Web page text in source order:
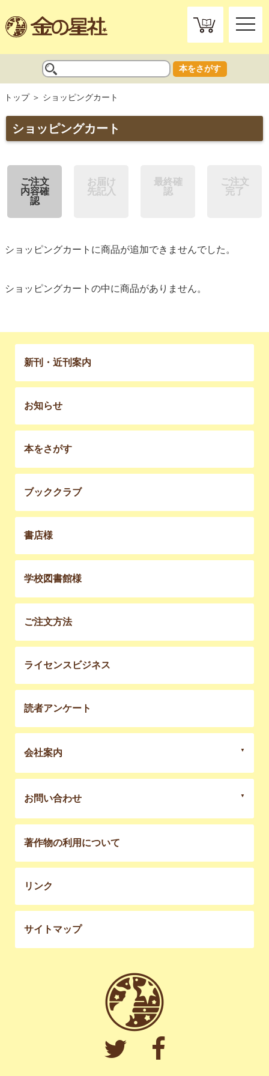
toggle
本をさがす
トップ ショッピングカート
ショッピングカート
ご注文
内容確
認
お届け
先記入
最終確
認
ご注文
完了
ショッピングカートに商品が追加できませんでした。
ショッピングカートの中に商品がありません。
新刊・近刊案内
お知らせ
本をさがす
ブッククラブ
書店様
学校図書館様
ご注文方法
ライセンスビジネス
読者アンケート
会社案内
お問い合わせ
著作物の利用について
リンク
サイトマップ